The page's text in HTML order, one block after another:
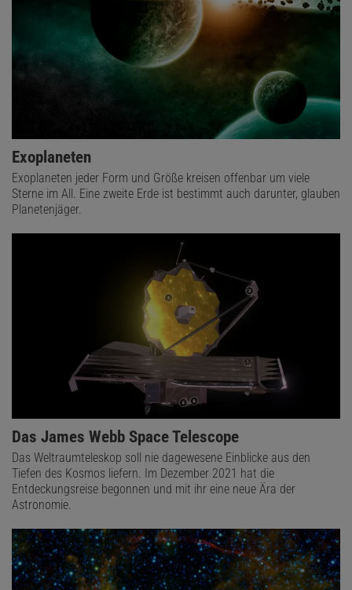
Exoplaneten
Exoplaneten jeder Form und Größe kreisen offenbar um viele
Sterne im All. Eine zweite Erde ist bestimmt auch darunter, glauben
Planetenjäger.
Das James Webb Space Telescope
Das Weltraumteleskop soll nie dagewesene Einblicke aus den
Tiefen des Kosmos liefern. Im Dezember 2021 hat die
Entdeckungsreise begonnen und mit ihr eine neue Ära der
Astronomie.